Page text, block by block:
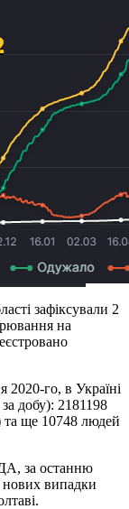
зафіксували 2
на
го, в Україні
добу): 2181198
та ще 10748 людей
за останню
нових випадки